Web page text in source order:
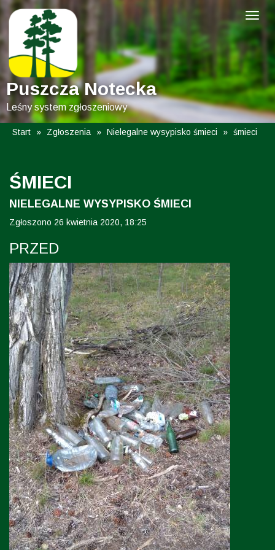
Puszcza Notecka
Leśny system zgłoszeniowy
Start » Zgłoszenia » Nielegalne wysypisko śmieci » śmieci
ŚMIECI
NIELEGALNE WYSYPISKO ŚMIECI
Zgłoszono 26 kwietnia 2020, 18:25
PRZED